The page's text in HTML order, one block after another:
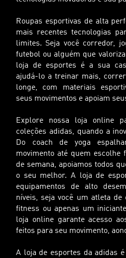
Roupas esportivas de alta
mais recentes tecnologias
limites. Seja você corredor,
futebol ou alguém que
loja de esportes é a sua
ajudá-lo a treinar mais,
longe, com materiais
seus movimentos e apoiam
Explore nossa loja online
coleções adidas, quando a
Do coach de yoga
movimento até quem
de semana, apoiamos todos
o seu melhor. A loja de
equipamentos de alto
níveis, seja você um atleta
fitness ou apenas um
loja online garante acesso
feitos para seu movimento,
A loja de esportes da adidas